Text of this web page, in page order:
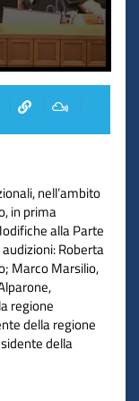
nell’ambito
in prima
alla Parte
Roberta
Marco Marsilio,
regione
della regione
della